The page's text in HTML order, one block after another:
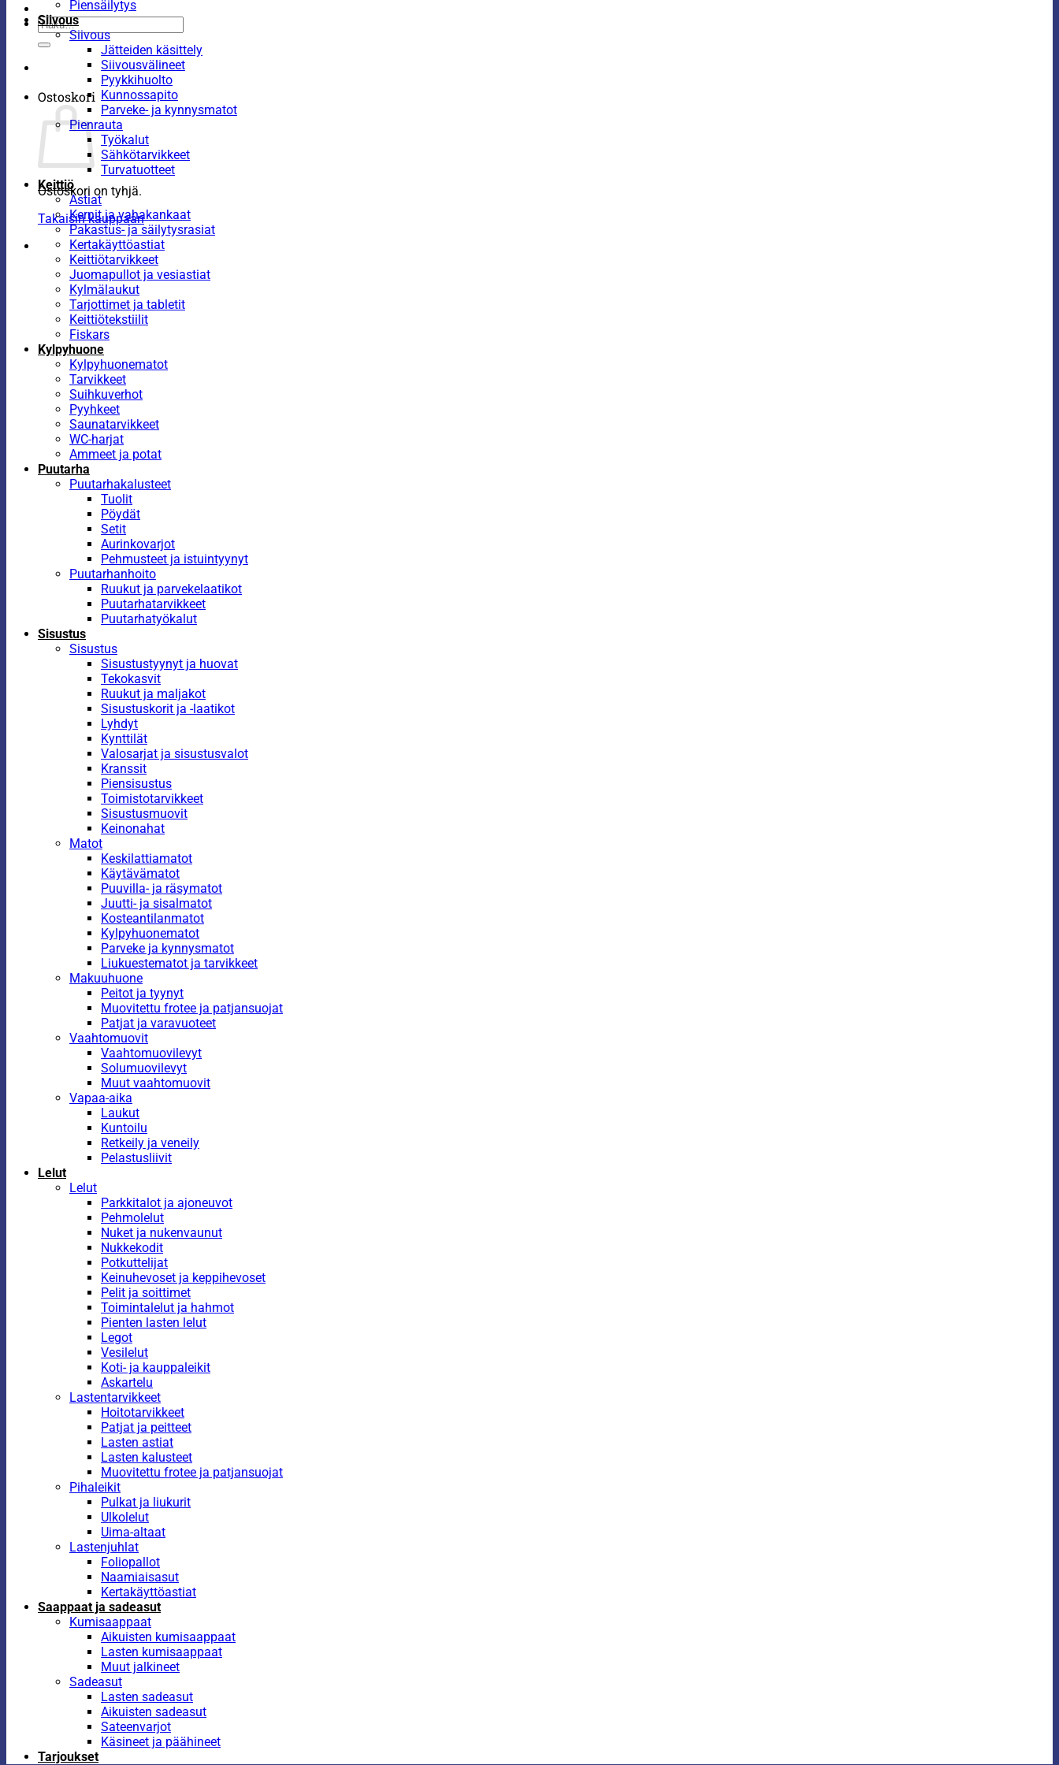
Etsi:
Ostoskori
Ostoskori on tyhjä.
Takaisin kauppaan
Piensäilytys
Siivous
Siivous
Jätteiden käsittely
Siivousvälineet
Pyykkihuolto
Kunnossapito
Parveke- ja kynnysmatot
Pienrauta
Työkalut
Sähkötarvikkeet
Turvatuotteet
Keittiö
Astiat
Kernit ja vahakankaat
Pakastus- ja säilytysrasiat
Kertakäyttöastiat
Keittiötarvikkeet
Juomapullot ja vesiastiat
Kylmälaukut
Tarjottimet ja tabletit
Keittiötekstiilit
Fiskars
Kylpyhuone
Kylpyhuonematot
Tarvikkeet
Suihkuverhot
Pyyhkeet
Saunatarvikkeet
WC-harjat
Ammeet ja potat
Puutarha
Puutarhakalusteet
Tuolit
Pöydät
Setit
Aurinkovarjot
Pehmusteet ja istuintyynyt
Puutarhanhoito
Ruukut ja parvekelaatikot
Puutarhatarvikkeet
Puutarhatyökalut
Sisustus
Sisustus
Sisustustyynyt ja huovat
Tekokasvit
Ruukut ja maljakot
Sisustuskorit ja -laatikot
Lyhdyt
Kynttilät
Valosarjat ja sisustusvalot
Kranssit
Piensisustus
Toimistotarvikkeet
Sisustusmuovit
Keinonahat
Matot
Keskilattiamatot
Käytävämatot
Puuvilla- ja räsymatot
Juutti- ja sisalmatot
Kosteantilanmatot
Kylpyhuonematot
Parveke ja kynnysmatot
Liukuestematot ja tarvikkeet
Makuuhuone
Peitot ja tyynyt
Muovitettu frotee ja patjansuojat
Patjat ja varavuoteet
Vaahtomuovit
Vaahtomuovilevyt
Solumuovilevyt
Muut vaahtomuovit
Vapaa-aika
Laukut
Kuntoilu
Retkeily ja veneily
Pelastusliivit
Lelut
Lelut
Parkkitalot ja ajoneuvot
Pehmolelut
Nuket ja nukenvaunut
Nukkekodit
Potkuttelijat
Keinuhevoset ja keppihevoset
Pelit ja soittimet
Toimintalelut ja hahmot
Pienten lasten lelut
Legot
Vesilelut
Koti- ja kauppaleikit
Askartelu
Lastentarvikkeet
Hoitotarvikkeet
Patjat ja peitteet
Lasten astiat
Lasten kalusteet
Muovitettu frotee ja patjansuojat
Pihaleikit
Pulkat ja liukurit
Ulkolelut
Uima-altaat
Lastenjuhlat
Foliopallot
Naamiaisasut
Kertakäyttöastiat
Saappaat ja sadeasut
Kumisaappaat
Aikuisten kumisaappaat
Lasten kumisaappaat
Muut jalkineet
Sadeasut
Lasten sadeasut
Aikuisten sadeasut
Sateenvarjot
Käsineet ja päähineet
Tarjoukset